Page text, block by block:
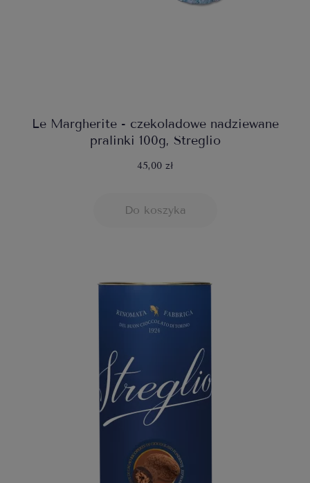
Le Margherite - czekoladowe nadziewane
pralinki 100g, Streglio
45,00 zł
Do koszyka